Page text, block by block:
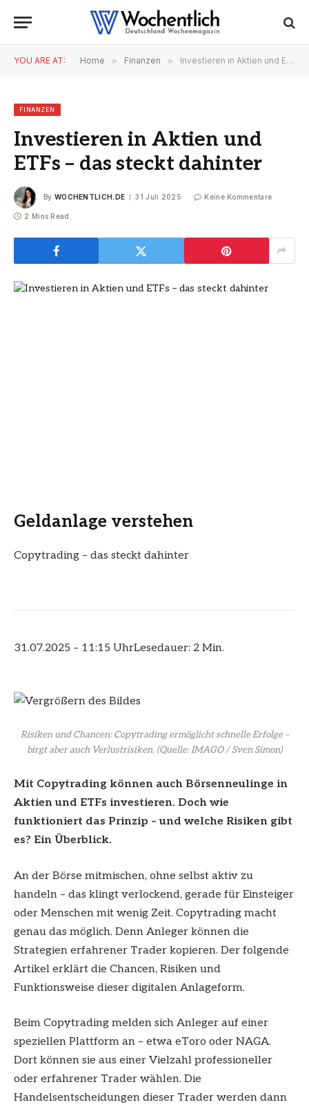
YOU ARE AT: Home » Finanzen » Investieren in Aktien und ETFs – das steckt dahinter
FINANZEN
Investieren in Aktien und
ETFs – das steckt dahinter
By WOCHENTLICH.DE 31 Juli 2025 Keine Kommentare
2 Mins Read
Geldanlage verstehen
Copytrading – das steckt dahinter
31.07.2025 – 11:15 UhrLesedauer: 2 Min.
Risiken und Chancen: Copytrading ermöglicht schnelle Erfolge –
birgt aber auch Verlustrisiken.(Quelle: IMAGO / Sven Simon)
Mit Copytrading können auch Börsenneulinge in
Aktien und ETFs investieren. Doch wie
funktioniert das Prinzip – und welche Risiken gibt
es? Ein Überblick.
An der Börse mitmischen, ohne selbst aktiv zu
handeln – das klingt verlockend, gerade für Einsteiger
oder Menschen mit wenig Zeit. Copytrading macht
genau das möglich. Denn Anleger können die
Strategien erfahrener Trader kopieren. Der folgende
Artikel erklärt die Chancen, Risiken und
Funktionsweise dieser digitalen Anlageform.
Beim Copytrading melden sich Anleger auf einer
speziellen Plattform an – etwa eToro oder NAGA.
Dort können sie aus einer Vielzahl professioneller
oder erfahrener Trader wählen. Die
Handelsentscheidungen dieser Trader werden dann